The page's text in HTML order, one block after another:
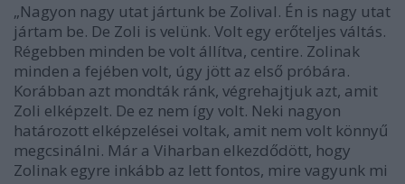
„Nagyon nagy utat jártunk be Zolival. Én is nagy utat
jártam be. De Zoli is velünk. Volt egy erőteljes váltás.
Régebben minden be volt állítva, centire. Zolinak
minden a fejében volt, úgy jött az első próbára.
Korábban azt mondták ránk, végrehajtjuk azt, amit
Zoli elképzelt. De ez nem így volt. Neki nagyon
határozott elképzelései voltak, amit nem volt könnyű
megcsinálni. Már a Viharban elkezdődött, hogy
Zolinak egyre inkább az lett fontos, mire vagyunk mi